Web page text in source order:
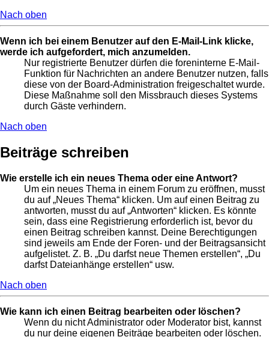
Nach oben
Wenn ich bei einem Benutzer auf den E-Mail-Link klicke,
werde ich aufgefordert, mich anzumelden.
Nur registrierte Benutzer dürfen die foreninterne E-Mail-
Funktion für Nachrichten an andere Benutzer nutzen, falls
diese von der Board-Administration freigeschaltet wurde.
Diese Maßnahme soll den Missbrauch dieses Systems
durch Gäste verhindern.
Nach oben
Beiträge schreiben
Wie erstelle ich ein neues Thema oder eine Antwort?
Um ein neues Thema in einem Forum zu eröffnen, musst
du auf „Neues Thema“ klicken. Um auf einen Beitrag zu
antworten, musst du auf „Antworten“ klicken. Es könnte
sein, dass eine Registrierung erforderlich ist, bevor du
einen Beitrag schreiben kannst. Deine Berechtigungen
sind jeweils am Ende der Foren- und der Beitragsansicht
aufgelistet. Z. B. „Du darfst neue Themen erstellen“, „Du
darfst Dateianhänge erstellen“ usw.
Nach oben
Wie kann ich einen Beitrag bearbeiten oder löschen?
Wenn du nicht Administrator oder Moderator bist, kannst
du nur deine eigenen Beiträge bearbeiten oder löschen.